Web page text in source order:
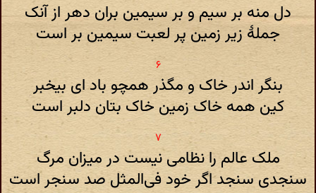
دل منه بر سیم و بر سیمین بران دهر از آنک
جملهٔ زیر زمین پر لعبت سیمین بر است
بنگر اندر خاک و مگذر همچو باد ای بیخبر
کین همه خاک زمین خاک بتان دلبر است
ملک عالم را نظامی نیست در میزان مرگ
سنجدی سنجد اگر خود فی‌المثل صد سنجر است